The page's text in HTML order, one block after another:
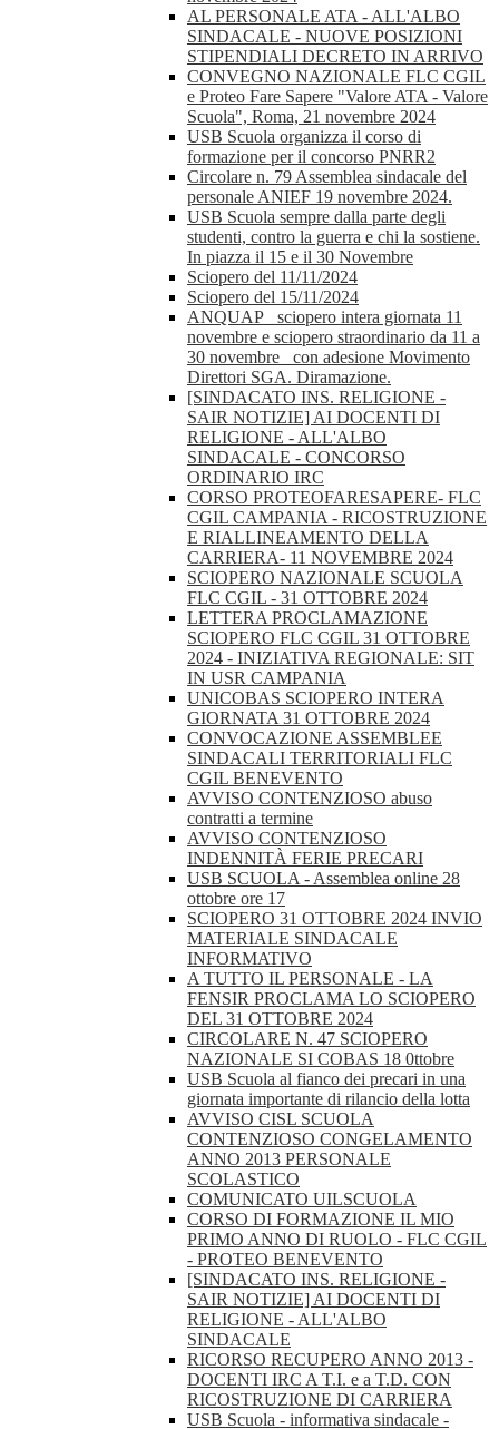
AL PERSONALE ATA - ALL'ALBO
SINDACALE - NUOVE POSIZIONI
STIPENDIALI DECRETO IN ARRIVO
CONVEGNO NAZIONALE FLC CGIL
e Proteo Fare Sapere "Valore ATA - Valore
Scuola", Roma, 21 novembre 2024
USB Scuola organizza il corso di
formazione per il concorso PNRR2
Circolare n. 79 Assemblea sindacale del
personale ANIEF 19 novembre 2024.
USB Scuola sempre dalla parte degli
studenti, contro la guerra e chi la sostiene.
In piazza il 15 e il 30 Novembre
Sciopero del 11/11/2024
Sciopero del 15/11/2024
ANQUAP_ sciopero intera giornata 11
novembre e sciopero straordinario da 11 a
30 novembre_ con adesione Movimento
Direttori SGA. Diramazione.
[SINDACATO INS. RELIGIONE -
SAIR NOTIZIE] AI DOCENTI DI
RELIGIONE - ALL'ALBO
SINDACALE - CONCORSO
ORDINARIO IRC
CORSO PROTEOFARESAPERE- FLC
CGIL CAMPANIA - RICOSTRUZIONE
E RIALLINEAMENTO DELLA
CARRIERA- 11 NOVEMBRE 2024
SCIOPERO NAZIONALE SCUOLA
FLC CGIL - 31 OTTOBRE 2024
LETTERA PROCLAMAZIONE
SCIOPERO FLC CGIL 31 OTTOBRE
2024 - INIZIATIVA REGIONALE: SIT
IN USR CAMPANIA
UNICOBAS SCIOPERO INTERA
GIORNATA 31 OTTOBRE 2024
CONVOCAZIONE ASSEMBLEE
SINDACALI TERRITORIALI FLC
CGIL BENEVENTO
AVVISO CONTENZIOSO abuso
contratti a termine
AVVISO CONTENZIOSO
INDENNITÀ FERIE PRECARI
USB SCUOLA - Assemblea online 28
ottobre ore 17
SCIOPERO 31 OTTOBRE 2024 INVIO
MATERIALE SINDACALE
INFORMATIVO
A TUTTO IL PERSONALE - LA
FENSIR PROCLAMA LO SCIOPERO
DEL 31 OTTOBRE 2024
CIRCOLARE N. 47 SCIOPERO
NAZIONALE SI COBAS 18 0ttobre
USB Scuola al fianco dei precari in una
giornata importante di rilancio della lotta
AVVISO CISL SCUOLA
CONTENZIOSO CONGELAMENTO
ANNO 2013 PERSONALE
SCOLASTICO
COMUNICATO UILSCUOLA
CORSO DI FORMAZIONE IL MIO
PRIMO ANNO DI RUOLO - FLC CGIL
- PROTEO BENEVENTO
[SINDACATO INS. RELIGIONE -
SAIR NOTIZIE] AI DOCENTI DI
RELIGIONE - ALL'ALBO
SINDACALE
RICORSO RECUPERO ANNO 2013 -
DOCENTI IRC A T.I. e a T.D. CON
RICOSTRUZIONE DI CARRIERA
USB Scuola - informativa sindacale -